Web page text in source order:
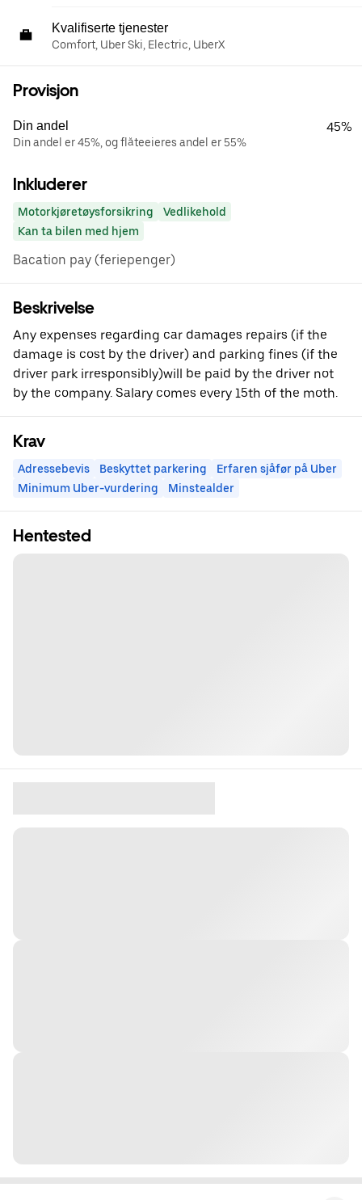
Kvalifiserte tjenester
Comfort, Uber Ski, Electric, UberX
Provisjon
Din andel
Din andel er 45%, og flåteeieres andel er 55%
45%
Inkluderer
Motorkjøretøysforsikring
Vedlikehold
Kan ta bilen med hjem
Bacation pay (feriepenger)
Beskrivelse
Any expenses regarding car damages repairs (if the
damage is cost by the driver) and parking fines (if the
driver park irresponsibly)will be paid by the driver not
by the company. Salary comes every 15th of the moth.
Krav
Adressebevis Beskyttet parkering
Erfaren sjåfør på Uber
Minimum Uber-vurdering
Minstealder
Hentested